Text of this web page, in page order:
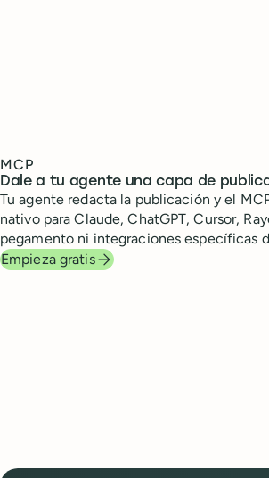
MCP
Dale a tu agente una capa de
Tu agente redacta la publicación y el
nativo para Claude, ChatGPT, Cursor,
pegamento ni integraciones específicas
Empieza gratis